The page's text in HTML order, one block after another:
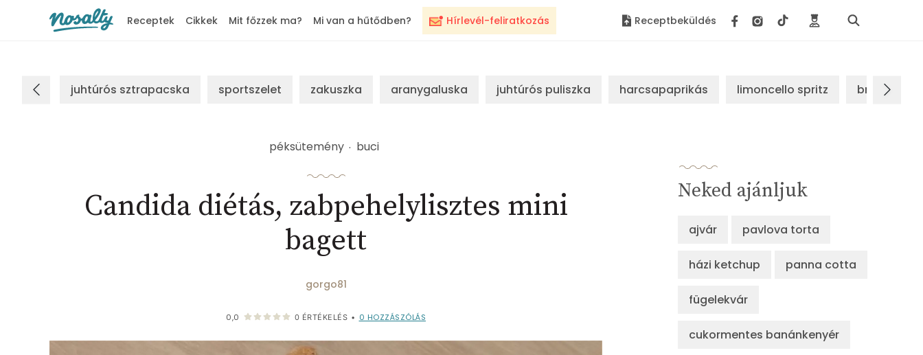
Hírlevél-feliratkozás
Receptek Cikkek Mit főzzek ma? Mi van a hűtődben? Receptbeküldés
juhtúrós sztrapacska sportszelet zakuszka aranygaluska juhtúrós puliszka harcsapaprikás limoncello spritz brassói
péksütemény buci
Candida diétás, zabpehelylisztes mini
bagett
gorgo81
0,0 0 ÉRTÉKELÉS • 0 HOZZÁSZÓLÁS
Neked ajánljuk
ajvár pavlova torta
házi ketchup panna cotta
fügelekvár
cukormentes banánkenyér